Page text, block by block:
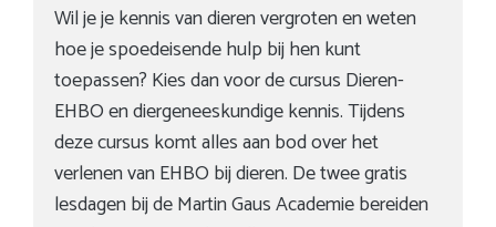
Wil je je kennis van dieren vergroten en weten
hoe je spoedeisende hulp bij hen kunt
toepassen? Kies dan voor de cursus Dieren-
EHBO en diergeneeskundige kennis. Tijdens
deze cursus komt alles aan bod over het
verlenen van EHBO bij dieren. De twee gratis
lesdagen bij de Martin Gaus Academie bereiden